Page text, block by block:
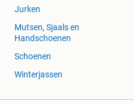
Jurken
Mutsen, Sjaals en
Handschoenen
Schoenen
Winterjassen